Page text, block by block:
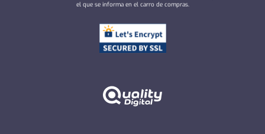
el que se informa en el carro de compras.